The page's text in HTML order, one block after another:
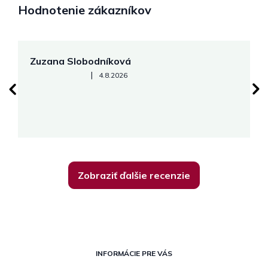
Hodnotenie zákazníkov
Zuzana Slobodníková
Hodnotenie obchodu je 5 z 5 hviezdičiek.
| 4.8.2026
Zobraziť ďalšie recenzie
INFORMÁCIE PRE VÁS